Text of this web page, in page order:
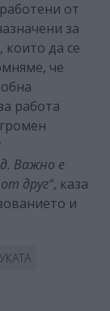
от
за
които да се
че
работа
Важно е
друг“, каза
и